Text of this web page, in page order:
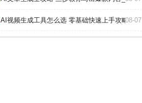
AI视频生成工具怎么选 零基础快速上手攻略_08-07